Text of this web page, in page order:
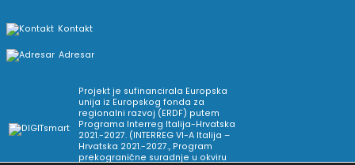
Kontakt
Adresar
Projekt je sufinancirala Europska
unija iz Europskog fonda za
regionalni razvoj (ERDF) putem
Programa Interreg Italija-Hrvatska
2021.-2027. (INTERREG VI-A Italija –
Hrvatska 2021.-2027., Program
prekogranične suradnje u okviru